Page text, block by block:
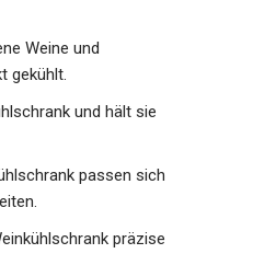
Weine und
gekühlt.
und hält sie
passen sich
präzise